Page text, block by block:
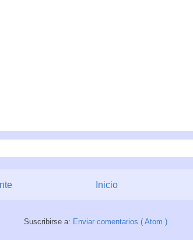
Inicio
Suscribirse a: Enviar comentarios ( Atom )